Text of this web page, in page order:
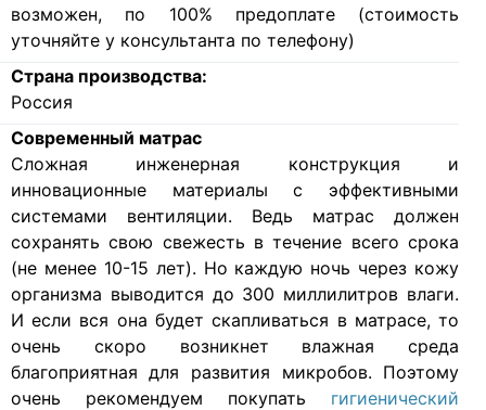
возможен, по 100% предоплате (стоимость
уточняйте у консультанта по телефону)
Страна производства:
Россия
Современный матрас
Cложная инженерная конструкция и
инновационные материалы с эффективными
системами вентиляции. Ведь матрас должен
сохранять свою свежесть в течение всего срока
(не менее 10-15 лет). Но каждую ночь через кожу
организма выводится до 300 миллилитров влаги.
И если вся она будет скапливаться в матрасе, то
очень скоро возникнет влажная среда
благоприятная для развития микробов. Поэтому
очень рекомендуем покупать гигиенический